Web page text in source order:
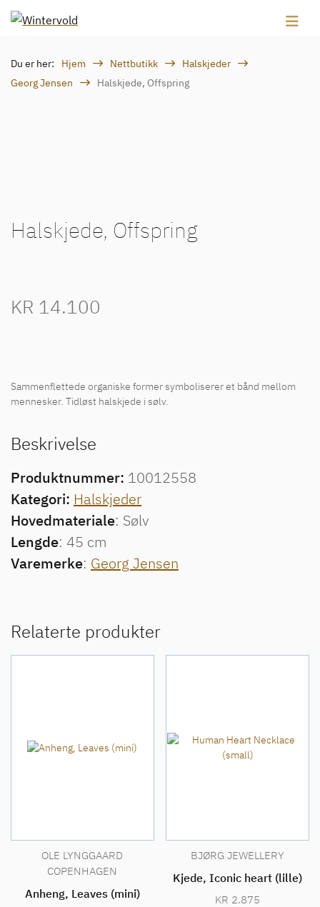
Du er her: Hjem Nettbutikk
Halskjeder
Georg Jensen
Halskjede, Offspring
Halskjede, Offspring
KR 14.100
Sammenflettede organiske former symboliserer et bånd mellom
mennesker. Tidløst halskjede i sølv.
Beskrivelse
Produktnummer: 10012558
Kategori: Halskjeder
Hovedmateriale: Sølv
Lengde: 45 cm
Varemerke: Georg Jensen
Relaterte produkter
OLE LYNGGAARD
COPENHAGEN
Anheng, Leaves (mini)
BJØRG JEWELLERY
Kjede, Iconic heart (lille)
KR 2.875